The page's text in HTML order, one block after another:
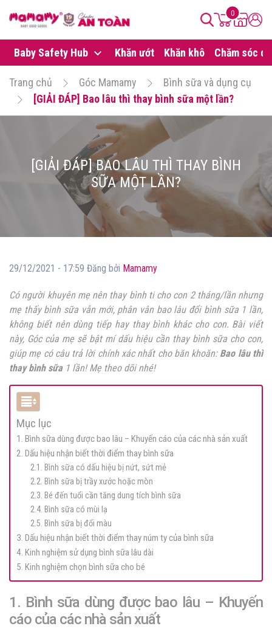
0
Baby Safety Hub Khăn ướt Khăn khô Chăm sóc da
Trang chủ Góc Mamamy
Bình sữa và dụng cụ
[GIẢI ĐÁP] Bao lâu thì thay bình sữa một lần?
[GIẢI ĐÁP] BAO LÂU THÌ THAY BÌNH
SỮA MỘT LẦN?
29/12/2021 - 17:59 Đăng bởi Mamamy
Có người khuyên mẹ nên thay bình ti cho con 2 tháng/lần nhưng
mẹ thấy bình sữa vẫn mới, phân vân bao lâu đổi bình sữa 1 lần,
không biết nên dùng tiếp hay thay bình khác cho con. Bài viết
này, Góc của mẹ sẽ bật mí dấu hiệu cần thay bình sữa cho con,
giúp mẹ có câu trả lời chính xác nhất cho băn khoăn: Bao lâu thì
thay bình sữa1 lần! Mẹ theo dõi nhé!
Mục lục
1. Bình sữa dùng được bao lâu – Khuyến cáo của các nhà sản xuất
2. Dấu hiệu nhận biết thời điểm thay bình sữa
2.1. Bình sữa có dấu hiệu bị nứt, sứt mẻ
2.2. Bình sữa bị trầy xước hoặc mòn
2.3. Bé đến tuổi cần tăng dung tích bình sữa
2.4. Bình sữa có mùi lạ
2.5. Bình sữa bị đổi màu
3. Dấu hiệu nhận biết thời điểm thay núm ty của bình sữa
4. Kinh nghiệm sử dụng bình sữa lâu dài
5. Kinh nghiệm chọn bình sữa cho bé
1. Bình sữa dùng được bao lâu – Khuyến
cáo của các nhà sản xuất